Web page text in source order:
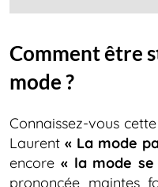
Comment être
mode ?
Connaissez-vous
Laurent« La mode
encore « la mode
prononcée maintes